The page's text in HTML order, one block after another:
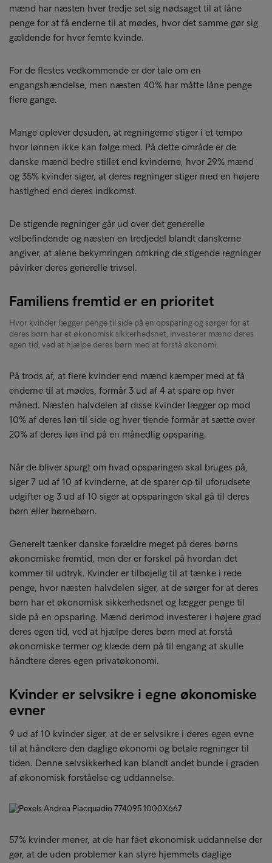
mænd har næsten hver tredje set sig nødsaget til at låne
penge for at få enderne til at mødes, hvor det samme gør sig
gældende for hver femte kvinde.
For de flestes vedkommende er der tale om en
engangshændelse, men næsten 40% har måtte låne penge
flere gange.
Mange oplever desuden, at regningerne stiger i et tempo
hvor lønnen ikke kan følge med. På dette område er de
danske mænd bedre stillet end kvinderne, hvor 29% mænd
og 35% kvinder siger, at deres regninger stiger med en højere
hastighed end deres indkomst.
De stigende regninger går ud over det generelle
velbefindende og næsten en tredjedel blandt danskerne
angiver, at alene bekymringen omkring de stigende regninger
påvirker deres generelle trivsel.
Familiens fremtid er en prioritet
Hvor kvinder lægger penge til side på en opsparing og sørger for at
deres børn har et økonomisk sikkerhedsnet, investerer mænd deres
egen tid, ved at hjælpe deres børn med at forstå økonomi.
På trods af, at flere kvinder end mænd kæmper med at få
enderne til at mødes, formår 3 ud af 4 at spare op hver
måned. Næsten halvdelen af disse kvinder lægger op mod
10% af deres løn til side og hver tiende formår at sætte over
20% af deres løn ind på en månedlig opsparing.
Når de bliver spurgt om hvad opsparingen skal bruges på,
siger 7 ud af 10 af kvinderne, at de sparer op til uforudsete
udgifter og 3 ud af 10 siger at opsparingen skal gå til deres
børn eller børnebørn.
Generelt tænker danske forældre meget på deres børns
økonomiske fremtid, men der er forskel på hvordan det
kommer til udtryk. Kvinder er tilbøjelig til at tænke i rede
penge, hvor næsten halvdelen siger, at de sørger for at deres
børn har et økonomisk sikkerhedsnet og lægger penge til
side på en opsparing. Mænd derimod investerer i højere grad
deres egen tid, ved at hjælpe deres børn med at forstå
økonomiske termer og klæde dem på til engang at skulle
håndtere deres egen privatøkonomi.
Kvinder er selvsikre i egne økonomiske
evner
9 ud af 10 kvinder siger, at de er selvsikre i deres egen evne
til at håndtere den daglige økonomi og betale regninger til
tiden. Denne selvsikkerhed kan blandt andet bunde i graden
af økonomisk forståelse og uddannelse.
57% kvinder mener, at de har fået økonomisk uddannelse der
gør, at de uden problemer kan styre hjemmets daglige